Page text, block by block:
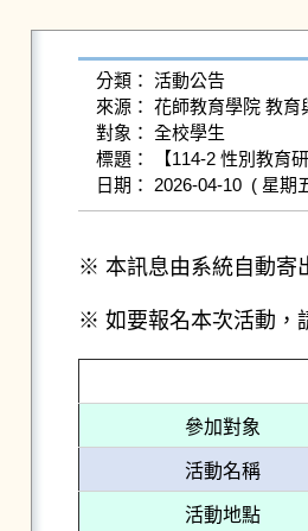
分類： 活動公告
來源： 花師教育學院 教育
對象： 全校學生
標題： 【114-2 性別教育
※ 本訊息由系統自動寄
※ 如要報名本次活動，
參加對象
活動名稱
活動地點